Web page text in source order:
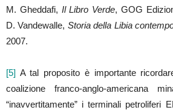
M. Gheddafi, Il Libro Verde, GOG
D. Vandewalle, Storia della Libia
2007.
[5] A tal proposito è importante
coalizione franco-anglo-americana
“inavvertitamente” i terminali petroliferi